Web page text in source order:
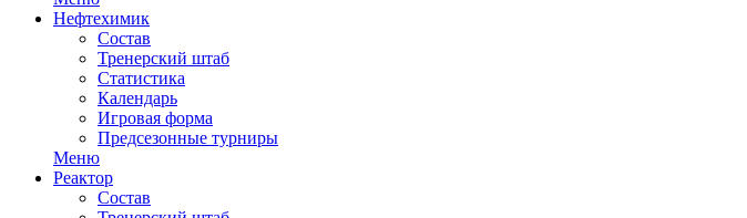
Нефтехимик
Состав
Тренерский штаб
Статистика
Календарь
Игровая форма
Предсезонные турниры
Меню
Реактор
Состав